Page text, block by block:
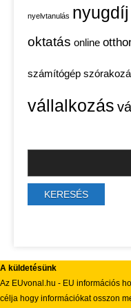
nyelvtanulás nyugdíj
oktatás online
számítógép
vállalkozás
A küldetésünk
Az EUvonal.hu - EU információs
célja hogy információkat osszon